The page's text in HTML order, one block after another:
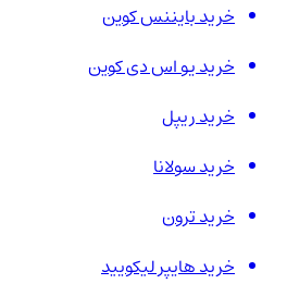
خرید بایننس کوین
خرید یو اس دی کوین
خرید ریپل
خرید سولانا
خرید ترون
خرید هایپر لیکویید